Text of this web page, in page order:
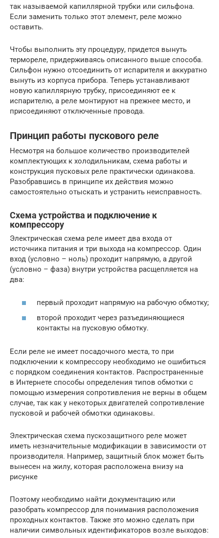
так называемой капиллярной трубки или сильфона.
Если заменить только этот элемент, реле можно
оставить.
Чтобы выполнить эту процедуру, придется вынуть
термореле, придерживаясь описанного выше способа.
Сильфон нужно отсоединить от испарителя и аккуратно
вынуть из корпуса прибора. Теперь устанавливают
новую капиллярную трубку, присоединяют ее к
испарителю, а реле монтируют на прежнее место, и
присоединяют отключенные провода.
Принцип работы пускового реле
Несмотря на большое количество производителей
комплектующих к холодильникам, схема работы и
конструкция пусковых реле практически одинакова.
Разобравшись в принципе их действия можно
самостоятельно отыскать и устранить неисправность.
Схема устройства и подключение к
компрессору
Электрическая схема реле имеет два входа от
источника питания и три выхода на компрессор. Один
вход (условно – ноль) проходит напрямую, а другой
(условно – фаза) внутри устройства расщепляется на
два:
первый проходит напрямую на рабочую обмотку;
второй проходит через разъединяющиеся
контакты на пусковую обмотку.
Если реле не имеет посадочного места, то при
подключении к компрессору необходимо не ошибиться
с порядком соединения контактов. Распространенные
в Интернете способы определения типов обмотки с
помощью измерения сопротивления не верны в общем
случае, так как у некоторых двигателей сопротивление
пусковой и рабочей обмотки одинаковы.
Электрическая схема пускозащитного реле может
иметь незначительные модификации в зависимости от
производителя. Например, защитный блок может быть
вынесен на жилу, которая расположена внизу на
рисунке
Поэтому необходимо найти документацию или
разобрать компрессор для понимания расположения
проходных контактов. Также это можно сделать при
наличии символьных идентификаторов возле выходов: